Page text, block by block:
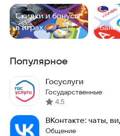
Cкидки и бонусы
в играх
Топ-
Популярное
Госуслуги
Государственные
4.5
ВКонтакте: чаты,
Общение